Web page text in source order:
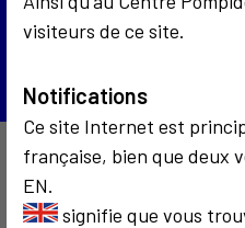
visiteurs de ce site.
Notifications
Ce site Internet est
française, bien que deux
EN.
signifie que vous
bulgare
Retour